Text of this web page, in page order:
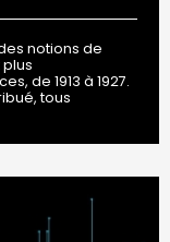
notions de
de 1913 à 1927.
tous